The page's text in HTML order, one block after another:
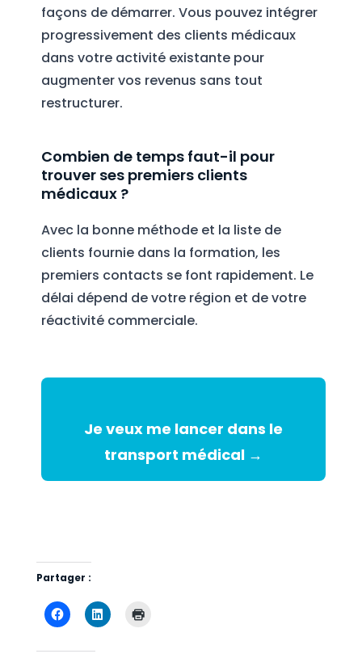
façons de démarrer. Vous pouvez intégrer
progressivement des clients médicaux
dans votre activité existante pour
augmenter vos revenus sans tout
restructurer.
Combien de temps faut-il pour
trouver ses premiers clients
médicaux ?
Avec la bonne méthode et la liste de
clients fournie dans la formation, les
premiers contacts se font rapidement. Le
délai dépend de votre région et de votre
réactivité commerciale.
Je veux me lancer dans le
transport médical →
Partager :